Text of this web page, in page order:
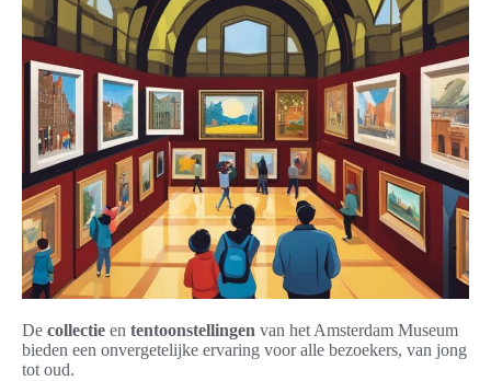
De collectie en tentoonstellingen van het Amsterdam Museum
bieden een onvergetelijke ervaring voor alle bezoekers, van jong
tot oud.